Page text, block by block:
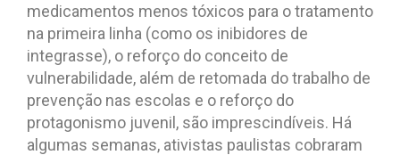
medicamentos menos tóxicos para o tratamento
na primeira linha (como os inibidores de
integrasse), o reforço do conceito de
vulnerabilidade, além de retomada do trabalho de
prevenção nas escolas e o reforço do
protagonismo juvenil, são imprescindíveis. Há
algumas semanas, ativistas paulistas cobraram